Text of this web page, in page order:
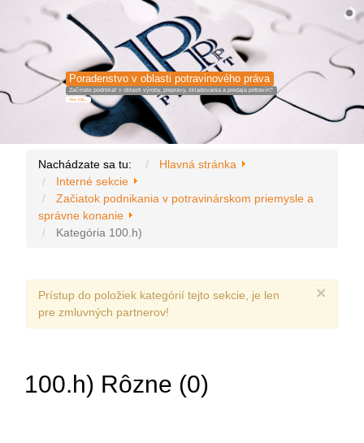
Poradenstvo v oblasti potravinového práva
Začínate podnikať v oblasti výroby, prepravy, skladovania a predaja potravín?
Viac info...
Nachádzate sa tu:
Hlavná stránka
Interné sekcie
Začiatok podnikania v potravinárskom priemysle a
správne konanie
Kategória 100.h)
×
Prístup do položiek kategórií tejto sekcie, je len
pre zmluvných partnerov!
100.h) Rôzne (0)